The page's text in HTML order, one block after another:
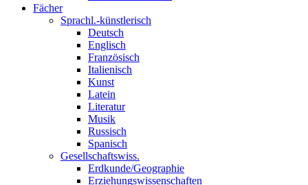
Fächer
Sprachl.-künstlerisch
Deutsch
Englisch
Französisch
Italienisch
Kunst
Latein
Literatur
Musik
Russisch
Spanisch
Gesellschaftswiss.
Erdkunde/Geographie
Erziehungswissenschaften